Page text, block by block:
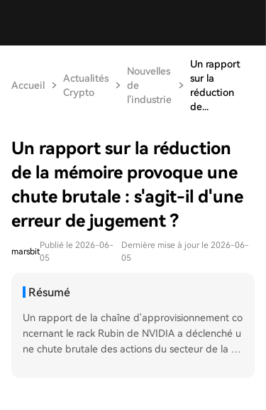
Accueil
Actualités
Crypto
Nouvelles
de
l'industrie
Un rapport
sur la
réduction
de...
Un rapport sur la réduction
de la mémoire provoque une
chute brutale : s'agit-il d'une
erreur de jugement ?
marsbit
Publié le 2026-06-
05
Dernière mise à jour le 2026-06-
05
Résumé
Un rapport de la chaîne d'approvisionnement co
ncernant le rack Rubin de NVIDIA a déclenché u
ne chute brutale des actions du secteur de la m